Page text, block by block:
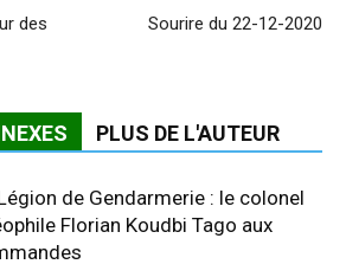
des
Sourire du 22-12-2020
PLUS DE L'AUTEUR
de Gendarmerie : le colonel
Florian Koudbi Tago aux